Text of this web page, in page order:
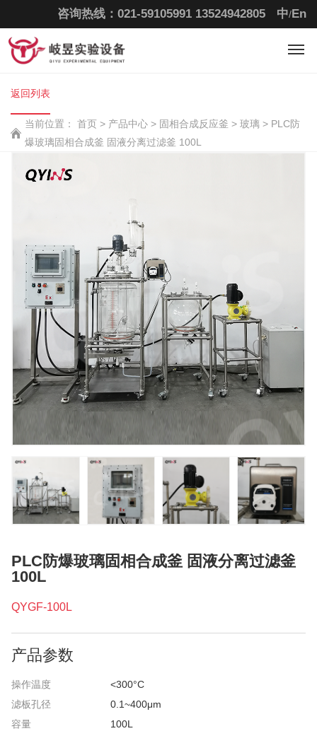
中/En
咨询热线：021-59105991 13524942805
返回列表
当前位置： 首页 > 产品中心 > 固相合成反应釜 > 玻璃 > PLC防
爆玻璃固相合成釜 固液分离过滤釜 100L
PLC防爆玻璃固相合成釜 固液分离过滤釜
100L
QYGF-100L
产品参数
操作温度
<300°C
滤板孔径
0.1~400μm
容量
100L